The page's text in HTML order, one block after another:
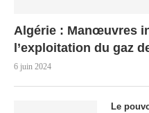
Algérie : Manœuvres
l’exploitation du gaz
6 juin 2024
Le